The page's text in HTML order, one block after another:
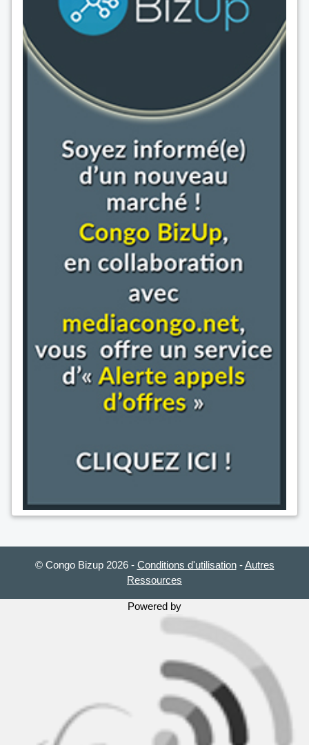
© Congo Bizup 2026 - Conditions d'utilisation-Autres
Ressources
Powered by